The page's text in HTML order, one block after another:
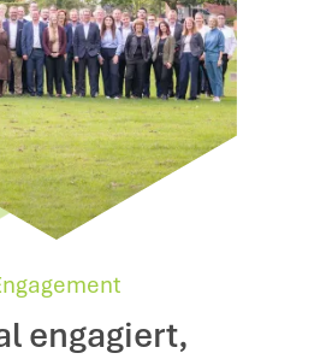
engagiert,